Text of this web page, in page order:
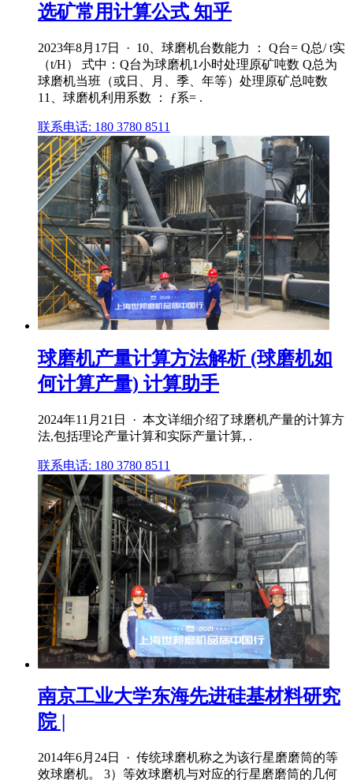
选矿常用计算公式 知乎
2023年8月17日 · 10、球磨机台数能力 ： Q台= Q总/ t实
（t/H） 式中：Q台为球磨机1小时处理原矿吨数 Q总为
球磨机当班（或日、月、季、年等）处理原矿总吨数
11、球磨机利用系数 ： ƒ系= .
联系电话: 180 3780 8511
球磨机产量计算方法解析 (球磨机如
何计算产量) 计算助手
2024年11月21日 · 本文详细介绍了球磨机产量的计算方
法,包括理论产量计算和实际产量计算, .
联系电话: 180 3780 8511
南京工业大学东海先进硅基材料研究
院 |
2014年6月24日 · 传统球磨机称之为该行星磨磨筒的等
效球磨机。 3）等效球磨机与对应的行星磨磨筒的几何